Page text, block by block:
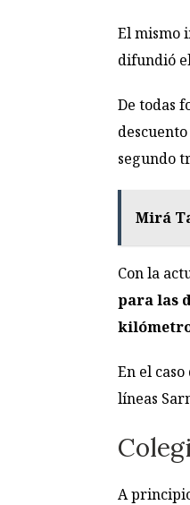
El mismo
difundió
De todas
segundo
Mirá
Con la
para las
En el
líneas
A